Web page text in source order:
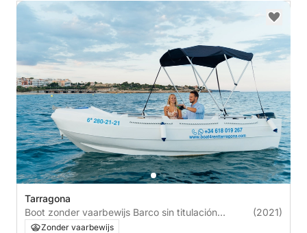
Tarragona
Boot zonder vaarbewijs Barco sin titulación
Tarragona 15pk
(2021)
Zonder vaarbewijs